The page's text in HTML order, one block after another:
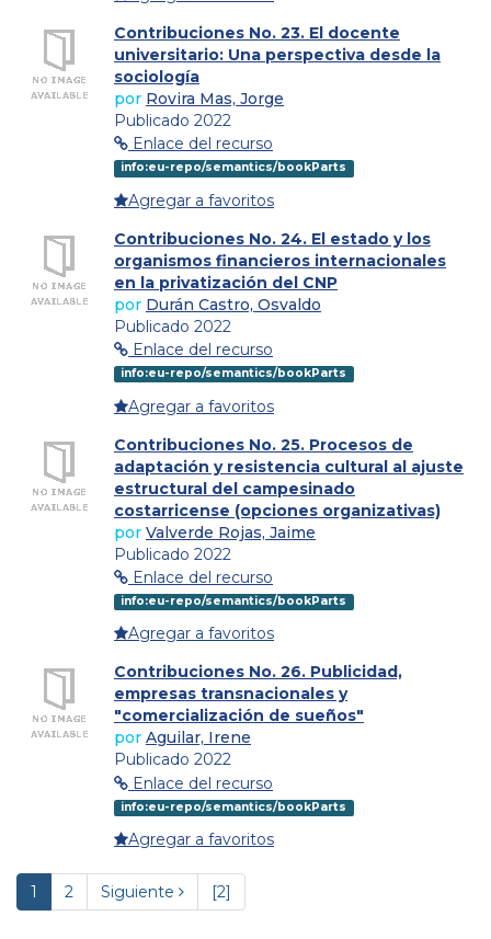
Contribuciones No. 23. El docente
universitario: Una perspectiva desde la
sociología
por Rovira Mas, Jorge
Publicado 2022
Enlace del recurso
info:eu-repo/semantics/bookParts
Agregar a favoritos
Contribuciones No. 24. El estado y los
organismos financieros internacionales
en la privatización del CNP
por Durán Castro, Osvaldo
Publicado 2022
Enlace del recurso
info:eu-repo/semantics/bookParts
Agregar a favoritos
Contribuciones No. 25. Procesos de
adaptación y resistencia cultural al ajuste
estructural del campesinado
costarricense (opciones organizativas)
por Valverde Rojas, Jaime
Publicado 2022
Enlace del recurso
info:eu-repo/semantics/bookParts
Agregar a favoritos
Contribuciones No. 26. Publicidad,
empresas transnacionales y
"comercialización de sueños"
por Aguilar, Irene
Publicado 2022
Enlace del recurso
info:eu-repo/semantics/bookParts
Agregar a favoritos
1 2 Siguiente [2]